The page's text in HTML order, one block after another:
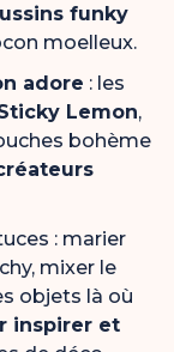
funky
moelleux.
adore : les
Lemon,
bohème
: marier
mixer le
objets là où
inspirer et